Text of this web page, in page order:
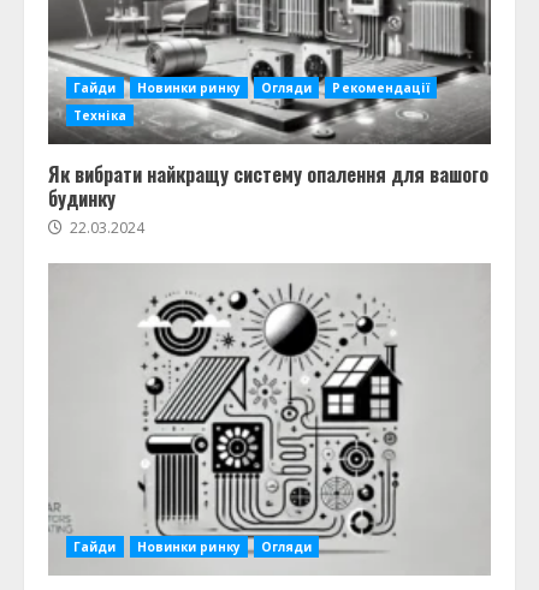
Гайди Новинки ринку Огляди
Рекомендації
Техніка
Як вибрати найкращу систему опалення для вашого
будинку
22.03.2024
Гайди Новинки ринку Огляди